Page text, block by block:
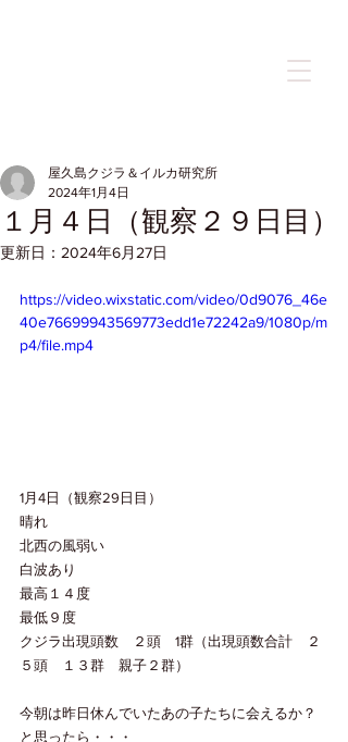
１月４日（観察２９日目）
屋久島クジラ＆イルカ研究所
2024年1月4日
更新日： 2024年6月27日
https://video.wixstatic.com/video/0d9076_46e
40e76699943569773edd1e72242a9/1080p/m
p4/file.mp4
1月4日（観察29日目）
晴れ
北西の風弱い
白波あり
最高１４度
最低９度
クジラ出現頭数　２頭　1群（出現頭数合計　２
５頭　１３群　親子２群）
今朝は昨日休んでいたあの子たちに会えるか？
と思ったら・・・